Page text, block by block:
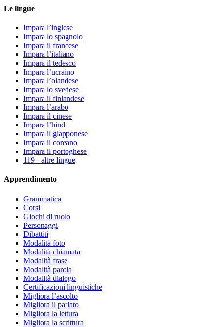
Le lingue
Impara l’inglese
Impara lo spagnolo
Impara il francese
Impara l’italiano
Impara il tedesco
Impara l’ucraino
Impara l’olandese
Impara lo svedese
Impara il finlandese
Impara l’arabo
Impara il cinese
Impara l’hindi
Impara il giapponese
Impara il coreano
Impara il portoghese
119+ altre lingue
Apprendimento
Grammatica
Corsi
Giochi di ruolo
Personaggi
Dibattiti
Modalità foto
Modalità chiamata
Modalità frase
Modalità parola
Modalità dialogo
Certificazioni linguistiche
Migliora l’ascolto
Migliora il parlato
Migliora la lettura
Migliora la scrittura